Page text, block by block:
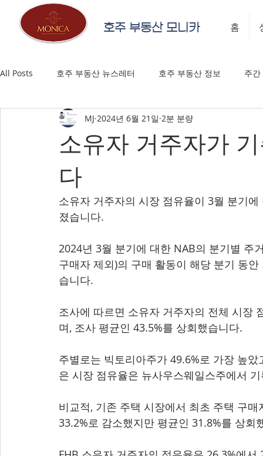
호주 부동산 모니카 홈
All Posts 호주 부동산 뉴스레터 호주 부동산 정보 주
소유자 거주자가
다
MJ 2024년 6월 21일 2분 분량
소유자 거주자의 시장 점유율이 3월 분기
졌습니다.
2024년 3월 분기에 대한 NAB의 분기별 주
구매자 제외)의 구매 활동이 해당 분기 동
습니다.
조사에 따르면 소유자 거주자의 전체 시장
며, 조사 평균인 43.5%를 상회했습니다.
주별로는 빅토리아주가 49.6%로 가장 높
은 시장 점유율은 뉴사우스웨일스주에서
비교적, 기존 주택 시장에서 최초 주택 구
33.2%로 감소했지만 평균인 31.8%를 상회